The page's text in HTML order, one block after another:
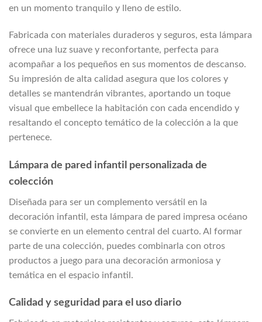
en un momento tranquilo y lleno de estilo.
Fabricada con materiales duraderos y seguros, esta lámpara
ofrece una luz suave y reconfortante, perfecta para
acompañar a los pequeños en sus momentos de descanso.
Su impresión de alta calidad asegura que los colores y
detalles se mantendrán vibrantes, aportando un toque
visual que embellece la habitación con cada encendido y
resaltando el concepto temático de la colección a la que
pertenece.
Lámpara de pared infantil personalizada de
colección
Diseñada para ser un complemento versátil en la
decoración infantil, esta lámpara de pared impresa océano
se convierte en un elemento central del cuarto. Al formar
parte de una colección, puedes combinarla con otros
productos a juego para una decoración armoniosa y
temática en el espacio infantil.
Calidad y seguridad para el uso diario